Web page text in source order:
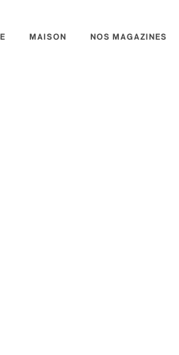
MAISON NOS MAGAZINES